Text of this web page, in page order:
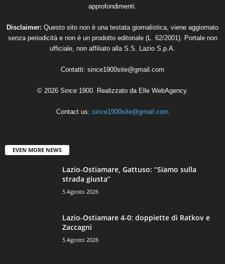
approfondimenti.
Disclaimer: Questo sito non è una testata giornalistica, viene aggiornato
senza periodicità e non è un prodotto editoriale (L. 62/2001). Portale non
ufficiale, non affiliato alla S.S. Lazio S.p.A.
Contatti: since1900site@gmail.com
© 2026 Since 1900. Realizzato da Elle WebAgency.
Contact us: since1900site@gmail.com
EVEN MORE NEWS
Lazio-Ostiamare, Gattuso: “Siamo sulla
strada giusta”
5 Agosto 2026
Lazio-Ostiamare 4-0: doppiette di Ratkov e
Zaccagni
5 Agosto 2026